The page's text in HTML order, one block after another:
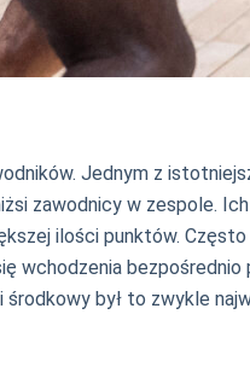
Jednym z
zawodnicy w zespole.
ilości punktów.
wchodzenia
był to zwykle